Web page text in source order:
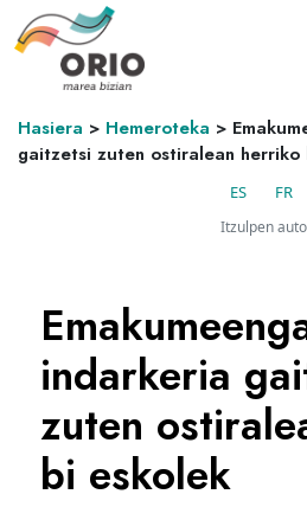
Hasiera > Hemeroteka >
gaitzetsi zuten ostiralean herriko
ES FR
Itzulpen
indarkeria
zuten
bi eskolek